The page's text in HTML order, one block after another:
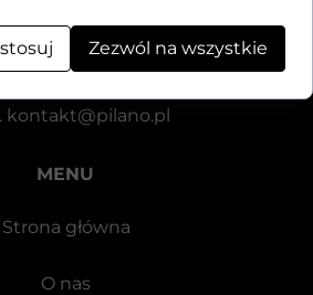
MENU
Strona główna
O nas
+48 571 521 126
kontakt@pilano.pl
Zezwól na wszystkie